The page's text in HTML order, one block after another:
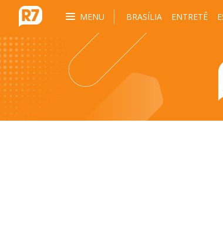
MENU BRASÍLIA ENTRETÊ